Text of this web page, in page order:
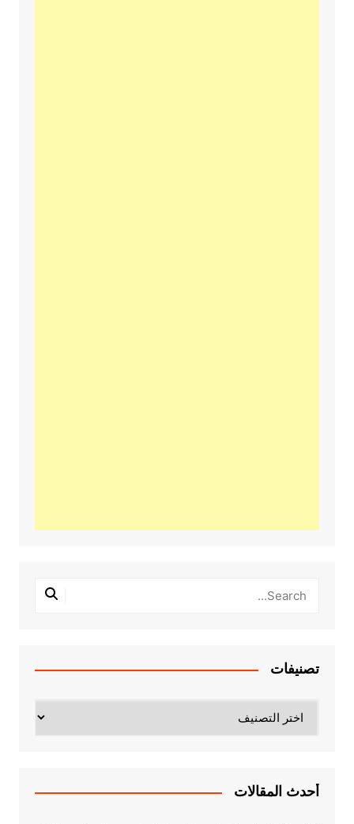
تصنيفات
أحدث المقالات